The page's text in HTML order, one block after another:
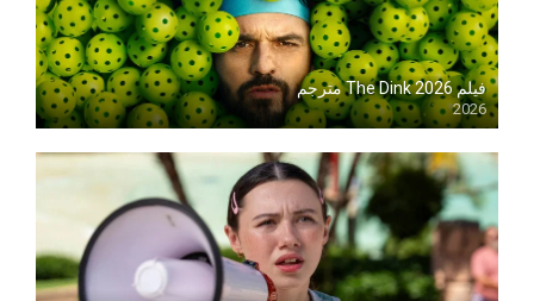
فيلم The Dink 2026 مترجم
2026
Blu-ray